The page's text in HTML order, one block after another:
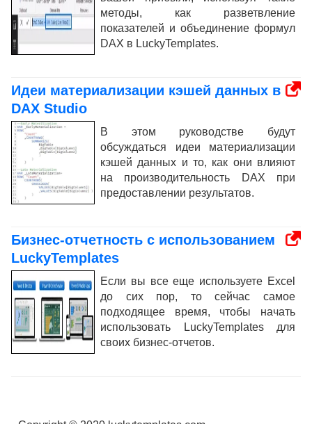
методы, как разветвление
показателей и объединение формул
DAX в LuckyTemplates.
Идеи материализации кэшей данных в
DAX Studio
В этом руководстве будут
обсуждаться идеи материализации
кэшей данных и то, как они влияют
на производительность DAX при
предоставлении результатов.
Бизнес-отчетность с использованием
LuckyTemplates
Если вы все еще используете Excel
до сих пор, то сейчас самое
подходящее время, чтобы начать
использовать LuckyTemplates для
своих бизнес-отчетов.